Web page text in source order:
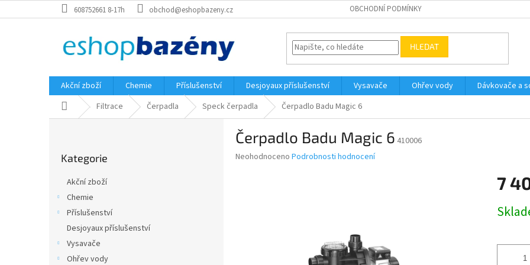
na
608752661 8-17h obchod@eshopbazeny.cz OBCHODNÍ PODMÍNKY
HLEDAT
Akční zboží Chemie Příslušenství Desjoyaux příslušenství Vysavače Ohřev vody Dávkovače a
Domů Filtrace Čerpadla Speck čerpadla Čerpadlo Badu Magic 6
kategorie
Kategorie
Akční zboží
Chemie
Příslušenství
Desjoyaux příslušenství
Vysavače
Ohřev vody
Čerpadlo Badu Magic 6 410006
Průměrné
Neohodnoceno Podrobnosti hodnocení
7
cena: